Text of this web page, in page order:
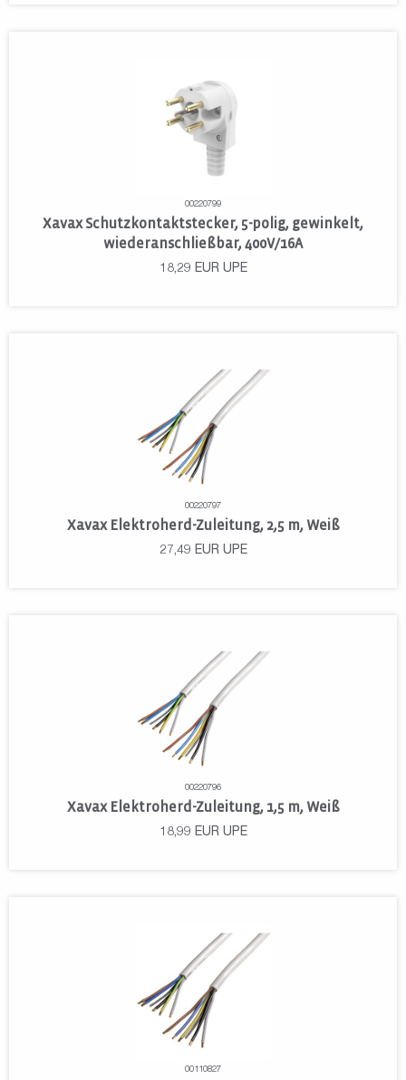
00220799
Xavax Schutzkontaktstecker, 5-polig, gewinkelt,
wiederanschließbar, 400V/16A
18,29 EUR UPE
00220797
Xavax Elektroherd-Zuleitung, 2,5 m, Weiß
27,49 EUR UPE
00220796
Xavax Elektroherd-Zuleitung, 1,5 m, Weiß
18,99 EUR UPE
00110827